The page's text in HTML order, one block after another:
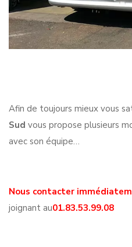
Afin de toujours mieux vous
Sud vous propose plusieurs
avec son équipe…
Nous contacter
joignant au01.83.53.99.08